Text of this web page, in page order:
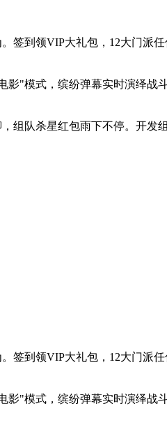
签到领VIP大礼包，12大门
"模式，缤纷弹幕实时演绎战
组队杀星红包雨下不停。开
签到领VIP大礼包，12大门
"模式，缤纷弹幕实时演绎战